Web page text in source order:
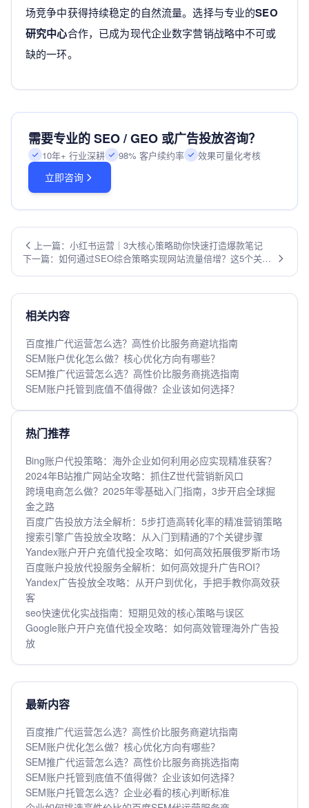
场竞争中获得持续稳定的自然流量。选择与专业的SEO
研究中心合作，已成为现代企业数字营销战略中不可或
缺的一环。
需要专业的 SEO / GEO 或广告投放咨询？
10年+ 行业深耕 98% 客户续约率 效果可量化考核
立即咨询
上一篇：小红书运营｜3大核心策略助你快速打造爆款笔记
下一篇：如何通过SEO综合策略实现网站流量倍增？这5个关键
相关内容
百度推广代运营怎么选？高性价比服务商避坑指南
SEM账户优化怎么做？核心优化方向有哪些？
SEM推广代运营怎么选？高性价比服务商挑选指南
SEM账户托管到底值不值得做？企业该如何选择？
热门推荐
Bing账户代投策略：海外企业如何利用必应实现精准获客？
2024年B站推广网站全攻略：抓住Z世代营销新风口
跨境电商怎么做？2025年零基础入门指南，3步开启全球掘
金之路
百度广告投放方法全解析：5步打造高转化率的精准营销策略
搜索引擎广告投放全攻略：从入门到精通的7个关键步骤
Yandex账户开户充值代投全攻略：如何高效拓展俄罗斯市场
百度账户投放代投服务全解析：如何高效提升广告ROI？
Yandex广告投放全攻略：从开户到优化，手把手教你高效获
客
seo快速优化实战指南：短期见效的核心策略与误区
Google账户开户充值代投全攻略：如何高效管理海外广告投
放
最新内容
百度推广代运营怎么选？高性价比服务商避坑指南
SEM账户优化怎么做？核心优化方向有哪些？
SEM推广代运营怎么选？高性价比服务商挑选指南
SEM账户托管到底值不值得做？企业该如何选择？
SEM账户托管怎么选？企业必看的核心判断标准